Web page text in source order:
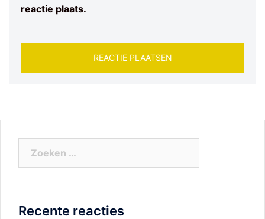
reactie plaats.
Recente reacties